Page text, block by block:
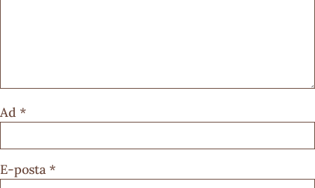
Ad *
E-posta *